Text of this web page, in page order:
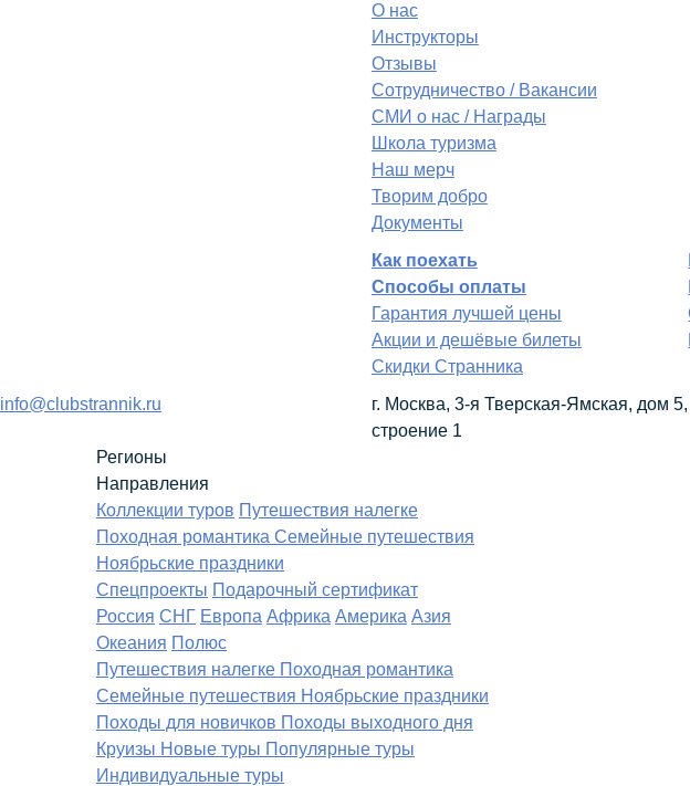
О нас
Инструкторы
Отзывы
Сотрудничество / Вакансии
СМИ о нас / Награды
Школа туризма
Наш мерч
Творим добро
Документы
Как поехать
Способы оплаты
Гарантия лучшей цены
Акции и дешёвые билеты
Скидки Странника
info@clubstrannik.ru
г. Москва, 3-я Тверская-Ямская, дом 5,
строение 1
Регионы
Направления
Коллекции туров Путешествия налегке
Походная романтика Семейные путешествия
Ноябрьские праздники
Спецпроекты Подарочный сертификат
Россия СНГ Европа Африка Америка Азия
Океания Полюс
Путешествия налегке Походная романтика
Семейные путешествия Ноябрьские праздники
Походы для новичков Походы выходного дня
Круизы Новые туры Популярные туры
Индивидуальные туры